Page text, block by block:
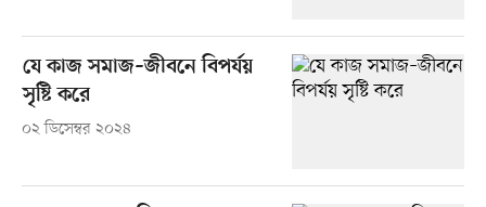
যে কাজ সমাজ–জীবনে বিপর্যয়
সৃষ্টি করে
০২ ডিসেম্বর ২০২৪